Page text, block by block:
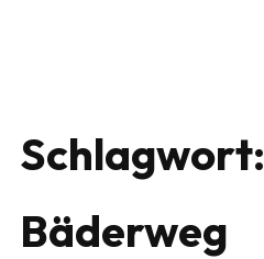
Schlagwort:
Bäderweg